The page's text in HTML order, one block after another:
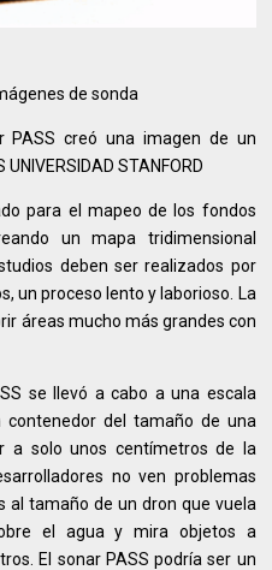
de sonda
PASS creó una imagen de un
STANFORD
para el mapeo de los fondos
un mapa tridimensional
deben ser realizados por
un proceso lento y laborioso. La
áreas mucho más grandes con
se llevó a cabo a una escala
del tamaño de una
a solo unos centímetros de la
no ven problemas
al tamaño de un dron que vuela
el agua y mira objetos a
El sonar PASS podría ser un